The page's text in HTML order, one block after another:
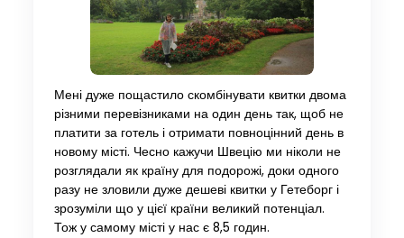
Мені дуже пощастило скомбінувати квитки двома
різними перевізниками на один день так, щоб не
платити за готель і отримати повноцінний день в
новому місті. Чесно кажучи Швецію ми ніколи не
розглядали як країну для подорожі, доки одного
разу не зловили дуже дешеві квитки у Гетеборг і
зрозуміли що у цієї країни великий потенціал.
Тож у самому місті у нас є 8,5 годин.